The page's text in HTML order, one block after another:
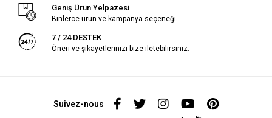
Geniş Ürün Yelpazesi
Binlerce ürün ve kampanya seçeneği
7 / 24 DESTEK
Öneri ve şikayetlerinizi bize iletebilirsiniz.
Suivez-nous